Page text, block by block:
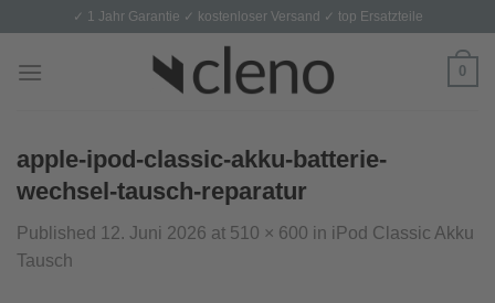
content
✓ 1 Jahr Garantie ✓ kostenloser Versand ✓ top Ersatzteile
0
apple-ipod-classic-akku-batterie-
wechsel-tausch-reparatur
Published 12. Juni 2026 at 510 × 600 in iPod Classic Akku
Tausch